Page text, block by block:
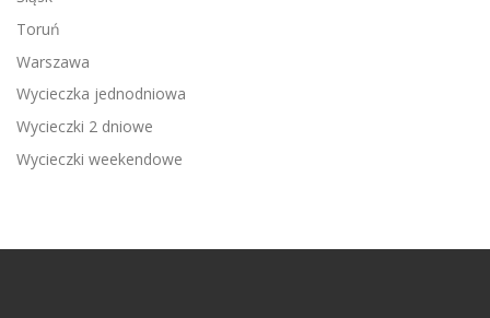
Toruń
Warszawa
Wycieczka jednodniowa
Wycieczki 2 dniowe
Wycieczki weekendowe